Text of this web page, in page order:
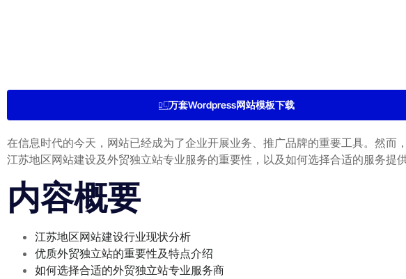
万套Wordpress网站模板下载
在信息时代的今天，网站已经成为了企业开展业务、推广品牌的重要工具。然
江苏地区网站建设及外贸独立站专业服务的重要性，以及如何选择合适的服务提
内容概要
江苏地区网站建设行业现状分析
优质外贸独立站的重要性及特点介绍
如何选择合适的外贸独立站专业服务商